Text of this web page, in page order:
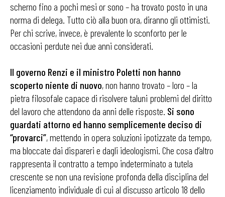
scherno fino a pochi mesi or sono – ha trovato posto in una
norma di delega. Tutto ciò alla buon ora, diranno gli ottimisti.
Per chi scrive, invece, è prevalente lo sconforto per le
occasioni perdute nei due anni considerati.
Il governo Renzi e il ministro Poletti non hanno
scoperto niente di nuovo, non hanno trovato – loro – la
pietra filosofale capace di risolvere taluni problemi del diritto
del lavoro che attendono da anni delle risposte. Si sono
guardati attorno ed hanno semplicemente deciso di
“provarci”, mettendo in opera soluzioni ipotizzate da tempo,
ma bloccate dai dispareri e dagli ideologismi. Che cosa d’altro
rappresenta il contratto a tempo indeterminato a tutela
crescente se non una revisione profonda della disciplina del
licenziamento individuale di cui al discusso articolo 18 dello